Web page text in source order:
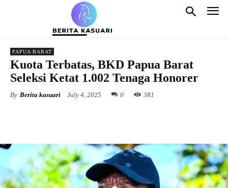
PAPUA BARAT
Kuota Terbatas, BKD Papua Barat
Seleksi Ketat 1.002 Tenaga Honorer
By Berita kasuari July 4, 2025 0 381